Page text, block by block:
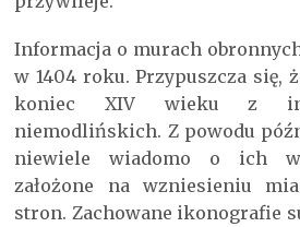
Informacja o murach
w 1404 roku. Przypuszcza się,
koniec XIV wieku z
niemodlińskich. Z powodu
niewiele wiadomo o ich
założone na wzniesieniu
stron. Zachowane ikonografie